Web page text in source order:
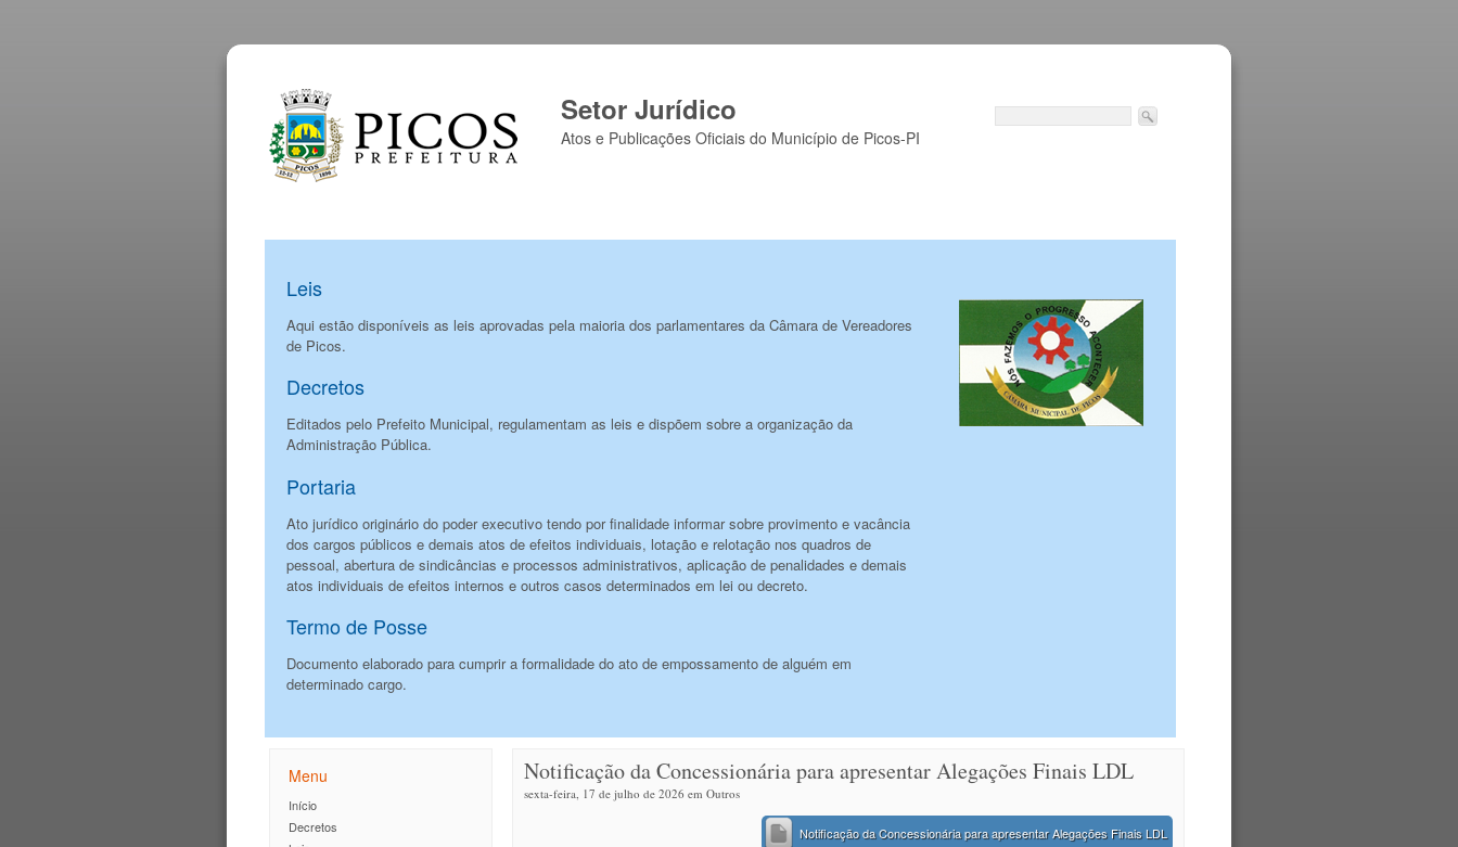
Setor Jurídico
Atos e Publicações Oficiais do Município de Picos-PI
Leis
Aqui estão disponíveis as leis aprovadas pela maioria dos parlamentares da Câmara de Vereadores
de Picos.
Decretos
Editados pelo Prefeito Municipal, regulamentam as leis e dispõem sobre a organização da
Administração Pública.
Portaria
Ato jurídico originário do poder executivo tendo por finalidade informar sobre provimento e vacância
dos cargos públicos e demais atos de efeitos individuais, lotação e relotação nos quadros de
pessoal, abertura de sindicâncias e processos administrativos, aplicação de penalidades e demais
atos individuais de efeitos internos e outros casos determinados em lei ou decreto.
Termo de Posse
Documento elaborado para cumprir a formalidade do ato de empossamento de alguém em
determinado cargo.
Menu
Início
Decretos
Notificação da Concessionária para apresentar Alegações Finais LDL
sexta-feira, 17 de julho de 2026 em Outros
Notificação da Concessionária para apresentar Alegações Finais LDL